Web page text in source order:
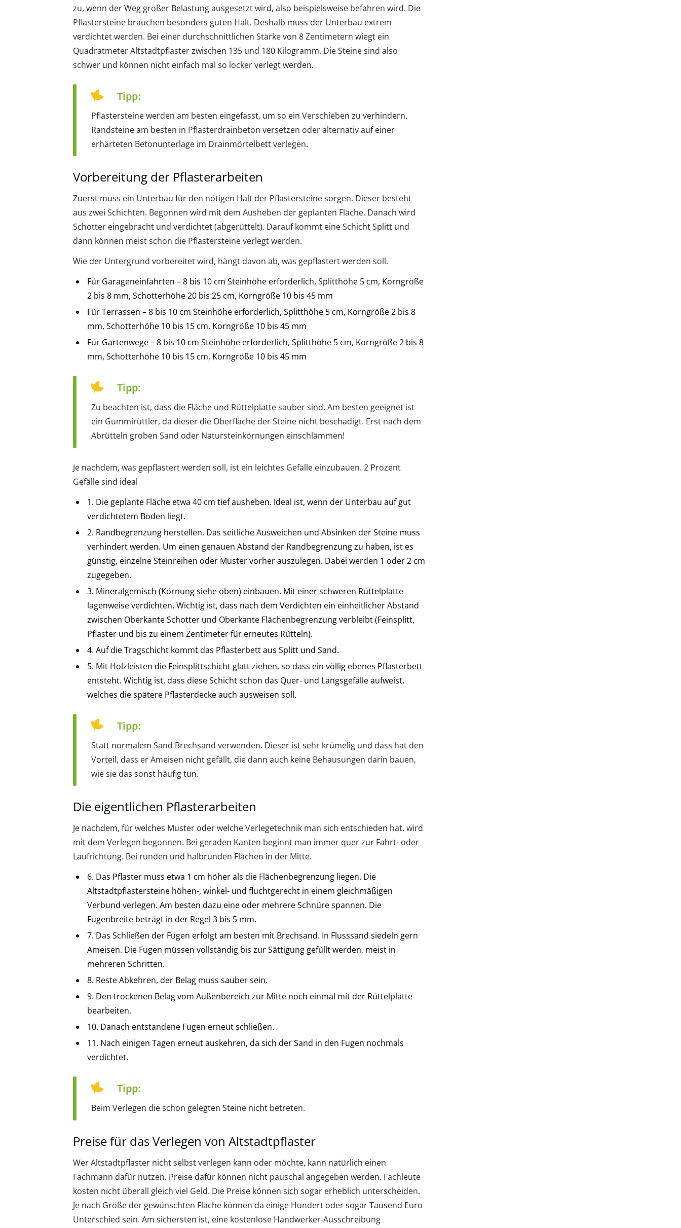
zu, wenn der Weg großer Belastung ausgesetzt wird, also beispielsweise befahren wird. Die
Pflastersteine brauchen besonders guten Halt. Deshalb muss der Unterbau extrem
verdichtet werden. Bei einer durchschnittlichen Stärke von 8 Zentimetern wiegt ein
Quadratmeter Altstadtpflaster zwischen 135 und 180 Kilogramm. Die Steine sind also
schwer und können nicht einfach mal so locker verlegt werden.
Tipp:
Pflastersteine werden am besten eingefasst, um so ein Verschieben zu verhindern.
Randsteine am besten in Pflasterdrainbeton versetzen oder alternativ auf einer
erhärteten Betonunterlage im Drainmörtelbett verlegen.
Vorbereitung der Pflasterarbeiten
Zuerst muss ein Unterbau für den nötigen Halt der Pflastersteine sorgen. Dieser besteht
aus zwei Schichten. Begonnen wird mit dem Ausheben der geplanten Fläche. Danach wird
Schotter eingebracht und verdichtet (abgerüttelt). Darauf kommt eine Schicht Splitt und
dann können meist schon die Pflastersteine verlegt werden.
Wie der Untergrund vorbereitet wird, hängt davon ab, was gepflastert werden soll.
Für Garageneinfahrten – 8 bis 10 cm Steinhöhe erforderlich, Splitthöhe 5 cm, Korngröße
2 bis 8 mm, Schotterhöhe 20 bis 25 cm, Korngröße 10 bis 45 mm
Für Terrassen – 8 bis 10 cm Steinhöhe erforderlich, Splitthöhe 5 cm, Korngröße 2 bis 8
mm, Schotterhöhe 10 bis 15 cm, Korngröße 10 bis 45 mm
Für Gartenwege – 8 bis 10 cm Steinhöhe erforderlich, Splitthöhe 5 cm, Korngröße 2 bis 8
mm, Schotterhöhe 10 bis 15 cm, Korngröße 10 bis 45 mm
Tipp:
Zu beachten ist, dass die Fläche und Rüttelplatte sauber sind. Am besten geeignet ist
ein Gummirüttler, da dieser die Oberfläche der Steine nicht beschädigt. Erst nach dem
Abrütteln groben Sand oder Natursteinkörnungen einschlämmen!
Je nachdem, was gepflastert werden soll, ist ein leichtes Gefälle einzubauen. 2 Prozent
Gefälle sind ideal
1. Die geplante Fläche etwa 40 cm tief ausheben. Ideal ist, wenn der Unterbau auf gut
verdichtetem Boden liegt.
2. Randbegrenzung herstellen. Das seitliche Ausweichen und Absinken der Steine muss
verhindert werden. Um einen genauen Abstand der Randbegrenzung zu haben, ist es
günstig, einzelne Steinreihen oder Muster vorher auszulegen. Dabei werden 1 oder 2 cm
zugegeben.
3. Mineralgemisch (Körnung siehe oben) einbauen. Mit einer schweren Rüttelplatte
lagenweise verdichten. Wichtig ist, dass nach dem Verdichten ein einheitlicher Abstand
zwischen Oberkante Schotter und Oberkante Flächenbegrenzung verbleibt (Feinsplitt,
Pflaster und bis zu einem Zentimeter für erneutes Rütteln).
4. Auf die Tragschicht kommt das Pflasterbett aus Splitt und Sand.
5. Mit Holzleisten die Feinsplittschicht glatt ziehen, so dass ein völlig ebenes Pflasterbett
entsteht. Wichtig ist, dass diese Schicht schon das Quer- und Längsgefälle aufweist,
welches die spätere Pflasterdecke auch ausweisen soll.
Tipp:
Statt normalem Sand Brechsand verwenden. Dieser ist sehr krümelig und dass hat den
Vorteil, dass er Ameisen nicht gefällt, die dann auch keine Behausungen darin bauen,
wie sie das sonst häufig tun.
Die eigentlichen Pflasterarbeiten
Je nachdem, für welches Muster oder welche Verlegetechnik man sich entschieden hat, wird
mit dem Verlegen begonnen. Bei geraden Kanten beginnt man immer quer zur Fahrt- oder
Laufrichtung. Bei runden und halbrunden Flächen in der Mitte.
6. Das Pflaster muss etwa 1 cm höher als die Flächenbegrenzung liegen. Die
Altstadtpflastersteine höhen-, winkel- und fluchtgerecht in einem gleichmäßigen
Verbund verlegen. Am besten dazu eine oder mehrere Schnüre spannen. Die
Fugenbreite beträgt in der Regel 3 bis 5 mm.
7. Das Schließen der Fugen erfolgt am besten mit Brechsand. In Flusssand siedeln gern
Ameisen. Die Fugen müssen vollständig bis zur Sättigung gefüllt werden, meist in
mehreren Schritten.
8. Reste Abkehren, der Belag muss sauber sein.
9. Den trockenen Belag vom Außenbereich zur Mitte noch einmal mit der Rüttelplatte
bearbeiten.
10. Danach entstandene Fugen erneut schließen.
11. Nach einigen Tagen erneut auskehren, da sich der Sand in den Fugen nochmals
verdichtet.
Tipp:
Beim Verlegen die schon gelegten Steine nicht betreten.
Preise für das Verlegen von Altstadtpflaster
Wer Altstadtpflaster nicht selbst verlegen kann oder möchte, kann natürlich einen
Fachmann dafür nutzen. Preise dafür können nicht pauschal angegeben werden. Fachleute
kosten nicht überall gleich viel Geld. Die Preise können sich sogar erheblich unterscheiden.
Je nach Größe der gewünschten Fläche können da einige Hundert oder sogar Tausend Euro
Unterschied sein. Am sichersten ist, eine kostenlose Handwerker-Ausschreibung